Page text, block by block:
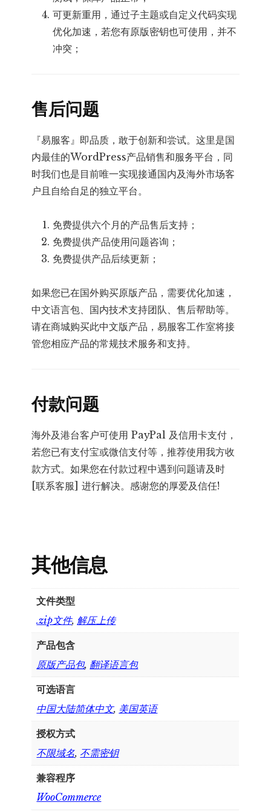
可更新重用，通过子主题或自定义代码实现
优化加速，若您有原版密钥也可使用，并不
冲突；
售后问题
『易服客』即品质，敢于创新和尝试。这里是国
内最佳的WordPress产品销售和服务平台，同
时我们也是目前唯一实现接通国内及海外市场客
户且自给自足的独立平台。
免费提供六个月的产品售后支持；
免费提供产品使用问题咨询；
免费提供产品后续更新；
如果您已在国外购买原版产品，需要优化加速，
中文语言包、国内技术支持团队、售后帮助等。
请在商城购买此中文版产品，易服客工作室将接
管您相应产品的常规技术服务和支持。
付款问题
海外及港台客户可使用 PayPal 及信用卡支付，
若您已有支付宝或微信支付等，推荐使用我方收
款方式。如果您在付款过程中遇到问题请及时
[联系客服] 进行解决。感谢您的厚爱及信任!
其他信息
文件类型
.zip文件, 解压上传
产品包含
原版产品包, 翻译语言包
可选语言
中国大陆简体中文, 美国英语
授权方式
不限域名, 不需密钥
兼容程序
WooCommerce